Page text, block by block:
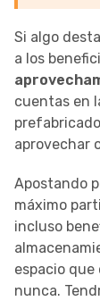
Si algo
a los
cuentas en
aprovechar
Apostando
máximo
incluso
espacio
nunca.